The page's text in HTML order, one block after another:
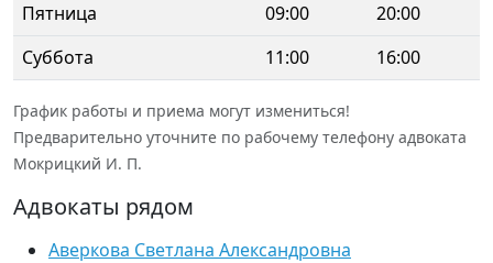
Пятница
09:00
20:00
Суббота
11:00 16:00
График работы и приема могут измениться!
Предварительно уточните по рабочему телефону адвоката
Мокрицкий И. П.
Адвокаты рядом
Аверкова Светлана Александровна